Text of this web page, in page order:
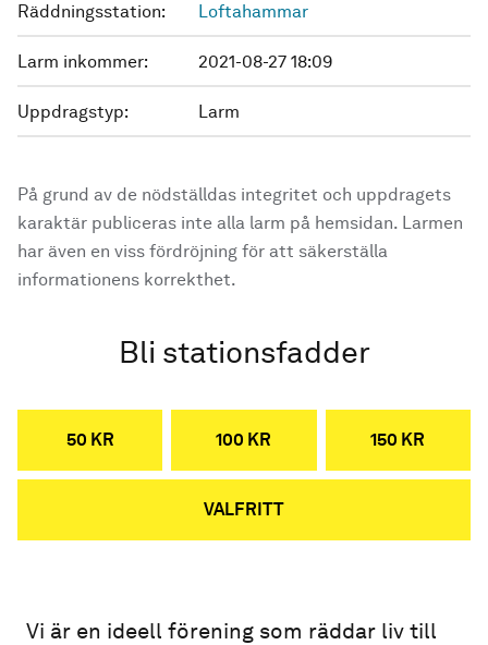
Räddningsstation: Loftahammar
Larm inkommer: 2021-08-27 18:09
Uppdragstyp: Larm
På grund av de nödställdas integritet och uppdragets
karaktär publiceras inte alla larm på hemsidan. Larmen
har även en viss fördröjning för att säkerställa
informationens korrekthet.
Bli stationsfadder
50 KR 100 KR 150 KR
VALFRITT
Vi är en ideell förening som räddar liv till